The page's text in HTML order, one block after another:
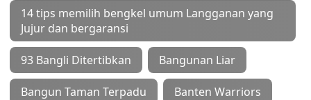
14 tips memilih bengkel umum Langganan yang
Jujur dan bergaransi
93 Bangli Ditertibkan Bangunan Liar
Bangun Taman Terpadu Banten Warriors